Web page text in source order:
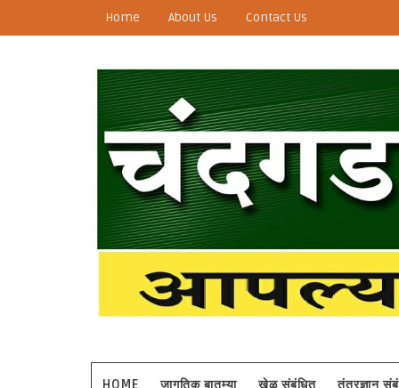
Home About Us Contact Us
HOME जागतिक बातम्या खेळ संबंधित तंत्रज्ञान